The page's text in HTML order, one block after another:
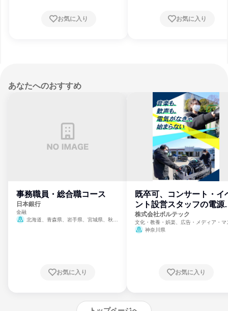
お気に入り お気に入り
あなたへのおすすめ
事務職員・総合職コース
日本銀行
金融
北海道、青森県、岩手県、宮城県、秋田
崎県、熊本県、大分県、宮崎県、鹿児島県、
お気に入り
既卒可、コンサート・イ
ント設営スタッフの電源
門
株式会社ボルテック
文化・教養・娯楽、広告・メディア・マ
ミ、電力・ガス・水道・エネルギー
神奈川県
お気に入り